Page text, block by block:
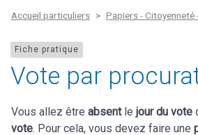
Accueil particuliers Papiers - Citoyenneté
Fiche pratique
Vote par
Vous allez être absentle jour du vote
vote. Pour cela, vous devez faire une